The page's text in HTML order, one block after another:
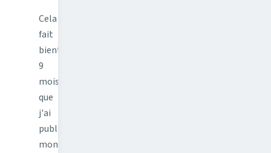
Cela
fait
bientôt
9
mois
que
j'ai
publié
mon